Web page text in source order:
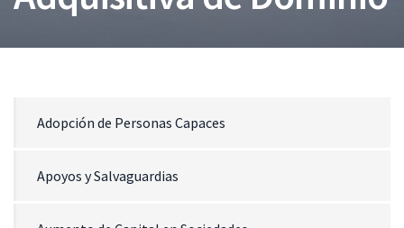
Adopción de Personas Capaces
Apoyos y Salvaguardias